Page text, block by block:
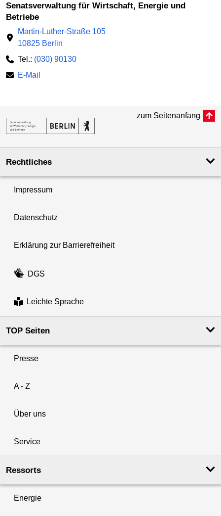
Senatsverwaltung für Wirtschaft, Energie und
Betriebe
Martin-Luther-Straße 105
10825 Berlin
Tel.: (030) 90130
E-Mail
zum Seitenanfang
Rechtliches
Impressum
Datenschutz
Erklärung zur Barrierefreiheit
DGS
Leichte Sprache
TOP Seiten
Presse
A - Z
Über uns
Service
Ressorts
Energie